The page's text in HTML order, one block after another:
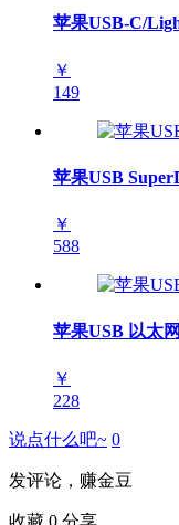
苹果USB-C/
￥
149
苹果USB
￥
588
苹果USB 以太
￥
228
说点什么吧~ 0
发评论，赚金豆
收藏 0 分享